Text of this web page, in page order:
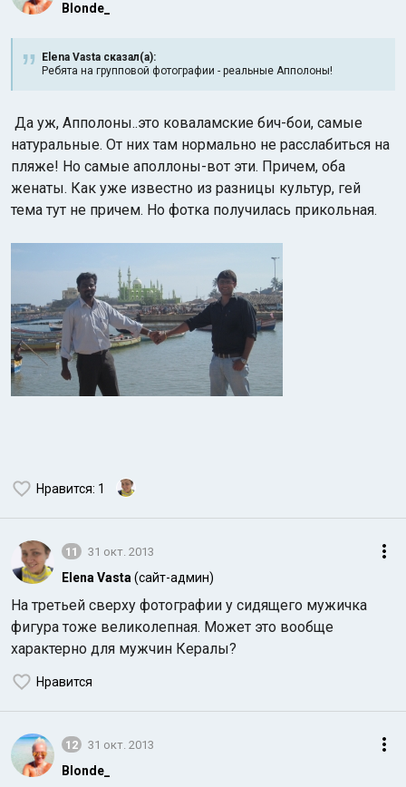
Blonde_
Elena Vasta сказал(а):
Ребята на групповой фотографии - реальные Апполоны!
Да уж, Апполоны..это коваламские бич-бои, самые
натуральные. От них там нормально не расслабиться на
пляже! Но самые аполлоны-вот эти. Причем, оба
женаты. Как уже известно из разницы культур, гей
тема тут не причем. Но фотка получилась прикольная.
Нравится: 1
11 31 окт. 2013
Elena Vasta (сайт-админ)
На третьей сверху фотографии у сидящего мужичка
фигура тоже великолепная. Может это вообще
характерно для мужчин Кералы?
Нравится
12 31 окт. 2013
Blonde_